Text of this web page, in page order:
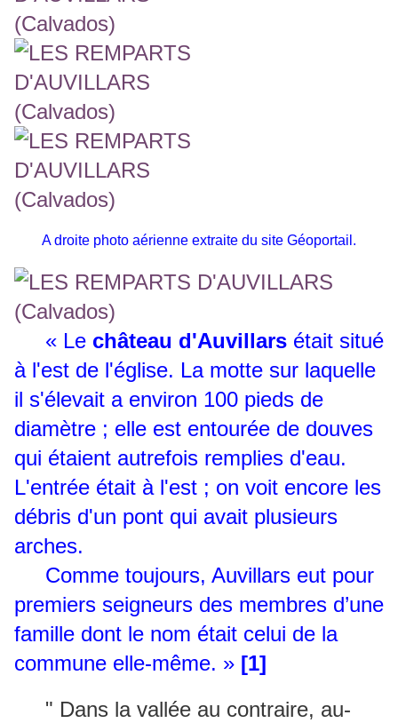
A droite photo aérienne extraite du site Géoportail.
« Le château d'Auvillars était situé
à l'est de l'église. La motte sur laquelle
il s'élevait a environ 100 pieds de
diamètre ; elle est entourée de douves
qui étaient autrefois remplies d'eau.
L'entrée était à l'est ; on voit encore les
débris d'un pont qui avait plusieurs
arches.
Comme toujours, Auvillars eut pour
premiers seigneurs des membres d’une
famille dont le nom était celui de la
commune elle-même. » [1]
" Dans la vallée au contraire, au-